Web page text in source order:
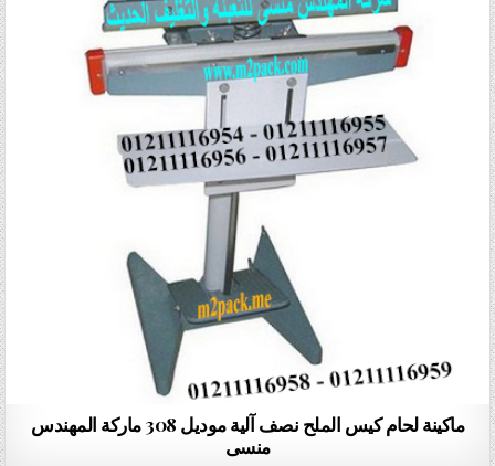
ماكينة لحام كيس الملح نصف آلية موديل 308 ماركة المهندس
منسى